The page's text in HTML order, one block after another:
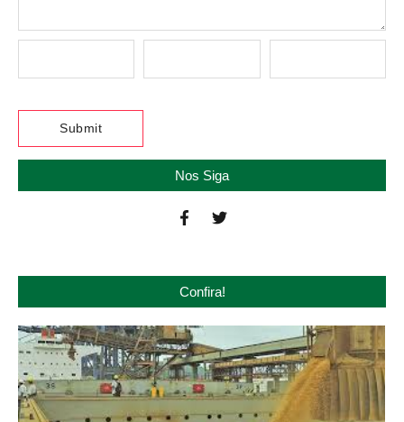
Nos Siga
Confira!